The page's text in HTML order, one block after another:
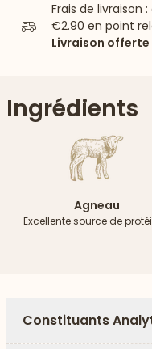
Frais de livraison
€2.90 en point
Livraison offerte
Ingrédients
Agneau
Excellente source de
Constituants